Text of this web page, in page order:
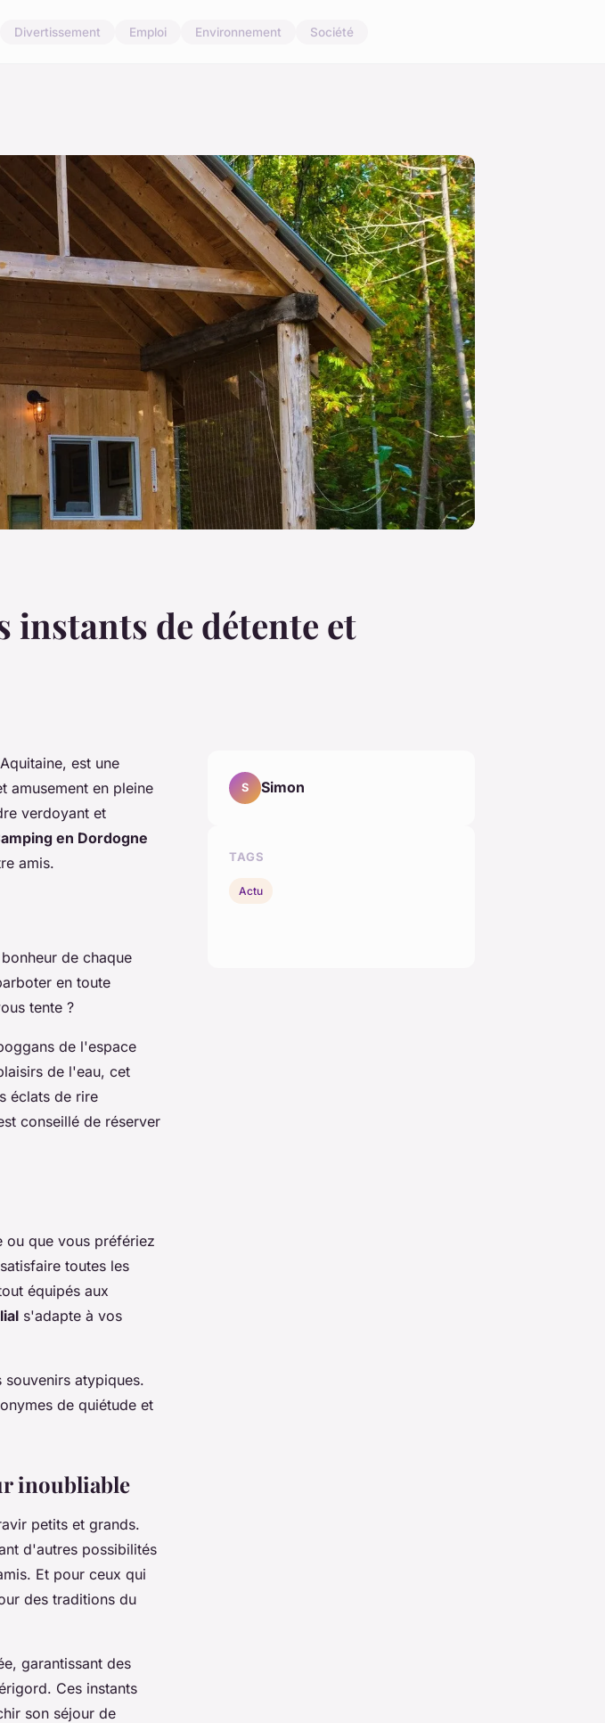
Divertissement Emploi Environnement Société
instants de détente et
est une
amusement en pleine
verdoyant et
en Dordogne
amis.
de chaque
en toute
tente ?
de l'espace
de l'eau, cet
éclats de rire
conseillé de réserver
ou que vous préfériez
toutes les
équipés aux
s'adapte à vos
atypiques.
de quiétude et
inoubliable
petits et grands.
d'autres possibilités
Et pour ceux qui
des traditions du
garantissant des
Ces instants
son séjour de
S Simon
TAGS
Actu